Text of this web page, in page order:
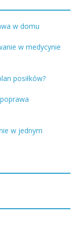
w domu
w medycynie
posiłków?
w jednym